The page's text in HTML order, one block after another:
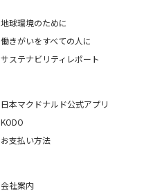
地球環境のために
働きがいをすべての人に
サステナビリティレポート
日本マクドナルド公式アプリ
KODO
お支払い方法
会社案内